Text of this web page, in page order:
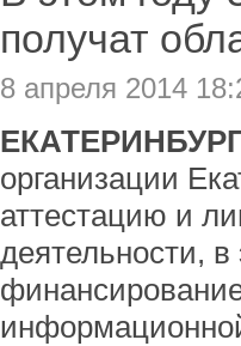
получат
8 апреля 2014
организации
аттестацию и
деятельности, в